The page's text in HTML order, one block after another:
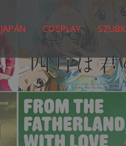
JAPÁN COSPLAY